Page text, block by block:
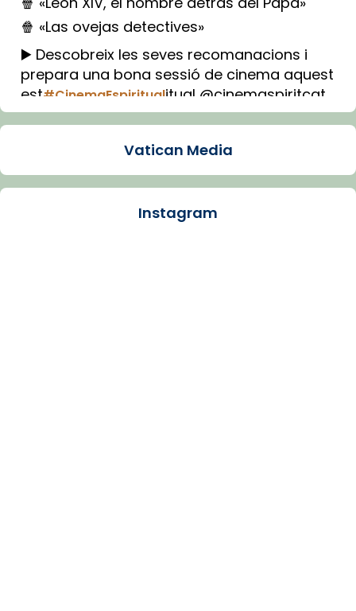
🍿 «Las ovejas detectives»
▶️ Descobreix les seves recomanacions i
prepara una bona sessió de cinema aquest
est#CinemaEspiritualitual @cinemaspiritcat
Imatge: Generada amb IA (OpenAI)
Arquebisbat de Barcelona
Vatican Media
Instagram